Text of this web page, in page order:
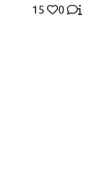
15
0